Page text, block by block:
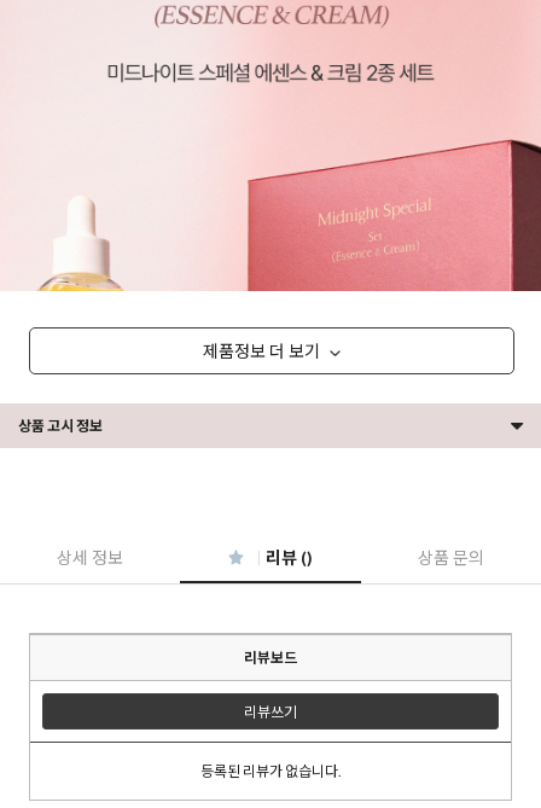
이코 라이프 하
제품정보 더 보기
상품 고시 정보
상세 정보 리뷰 () 상품 문의
리뷰보드
리뷰쓰기
등록된 리뷰가 없습니다.